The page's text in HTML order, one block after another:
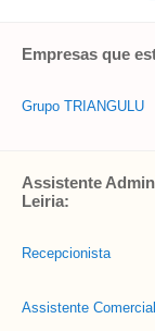
Empresas que
Grupo TRIANGULU
Assistente
Leiria:
Recepcionista
Assistente Comercial